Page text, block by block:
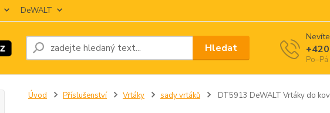
DeWALT
Hledat
Úvod Příslušenství Vrtáky sady vrtáků DT5913 DeWALT Vrtáky do